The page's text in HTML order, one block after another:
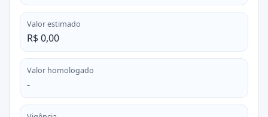
Valor estimado
R$ 0,00
Valor homologado
-